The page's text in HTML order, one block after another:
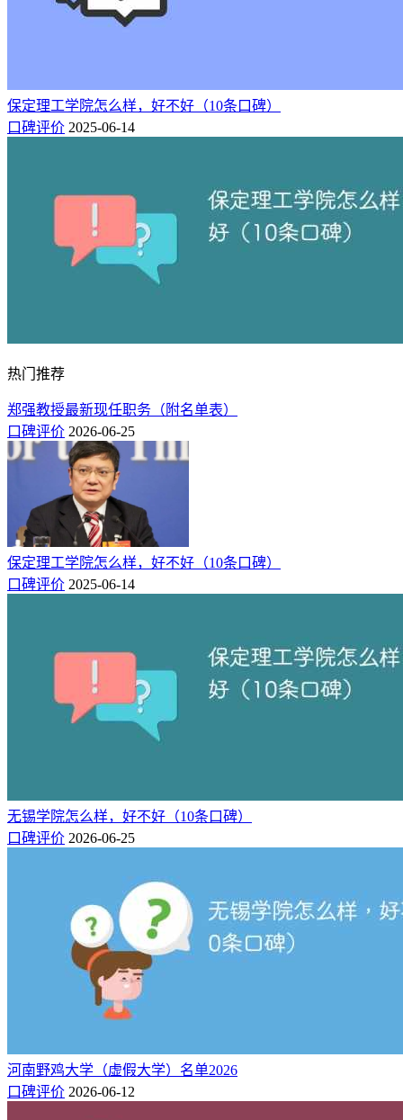
保定理工学院怎么样，好不好（10条口碑）
口碑评价 2025-06-14
热门推荐
郑强教授最新现任职务（附名单表）
口碑评价 2026-06-25
保定理工学院怎么样，好不好（10条口碑）
口碑评价 2025-06-14
无锡学院怎么样，好不好（10条口碑）
口碑评价 2026-06-25
河南野鸡大学（虚假大学）名单2026
口碑评价 2026-06-12